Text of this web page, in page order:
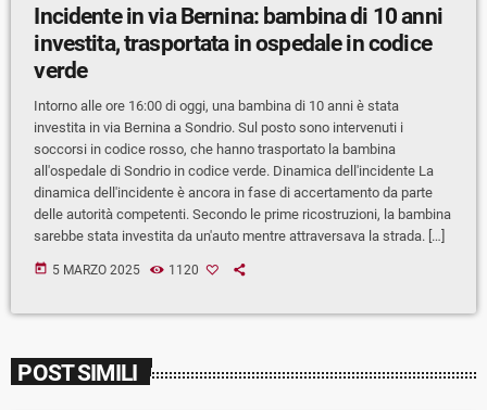
Incidente in via Bernina: bambina di 10 anni
investita, trasportata in ospedale in codice
verde
Intorno alle ore 16:00 di oggi, una bambina di 10 anni è stata
investita in via Bernina a Sondrio. Sul posto sono intervenuti i
soccorsi in codice rosso, che hanno trasportato la bambina
all'ospedale di Sondrio in codice verde. Dinamica dell'incidente La
dinamica dell'incidente è ancora in fase di accertamento da parte
delle autorità competenti. Secondo le prime ricostruzioni, la bambina
sarebbe stata investita da un'auto mentre attraversava la strada. […]
today 5 MARZO 2025 1120
POST SIMILI